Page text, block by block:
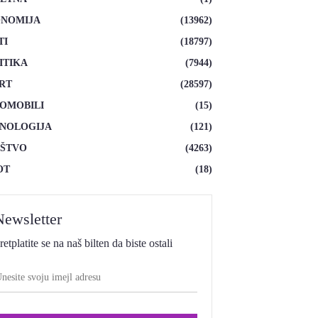
(13962)
(18797)
(7944)
(28597)
(15)
(121)
(4263)
(18)
se na naš bilten da biste ostali